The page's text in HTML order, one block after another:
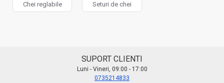
Chei reglabile Seturi de chei
SUPORT CLIENTI
Luni - Vineri, 09:00 - 17:00
0735214833